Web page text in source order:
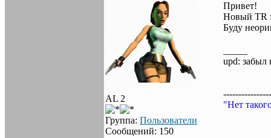
AL 2
Группа: Пользователи
Сообщений: 150
Привет!
Новый TR
Буду
upd: забыл
"Нет